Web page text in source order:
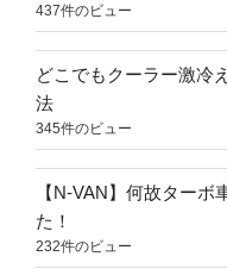
437件のビュー
どこでもクーラー激冷
法
345件のビュー
【N-VAN】何故ター
た！
232件のビュー